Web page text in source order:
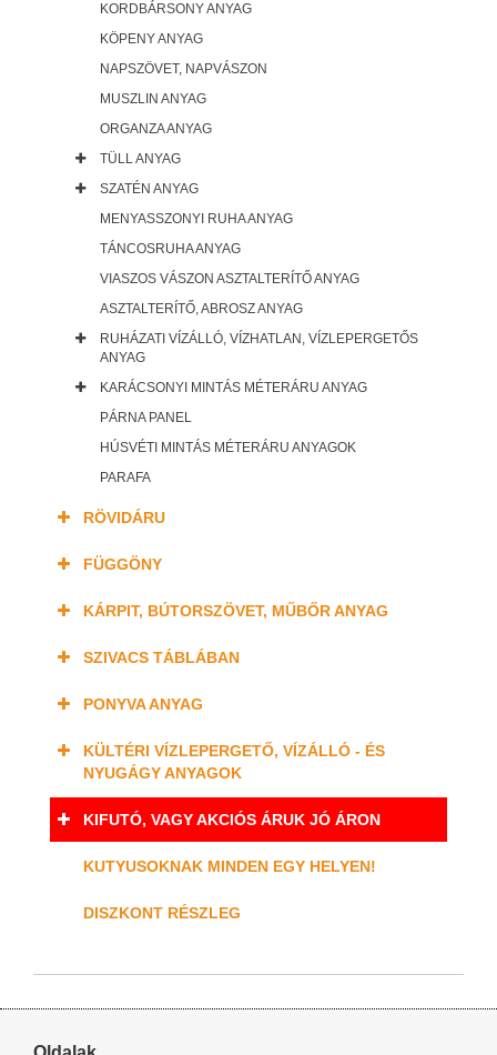
KORDBÁRSONY ANYAG
KÖPENY ANYAG
NAPSZÖVET, NAPVÁSZON
MUSZLIN ANYAG
ORGANZA ANYAG
TÜLL ANYAG
SZATÉN ANYAG
MENYASSZONYI RUHA ANYAG
TÁNCOSRUHA ANYAG
VIASZOS VÁSZON ASZTALTERÍTŐ ANYAG
ASZTALTERÍTŐ, ABROSZ ANYAG
RUHÁZATI VÍZÁLLÓ, VÍZHATLAN, VÍZLEPERGETŐS
ANYAG
KARÁCSONYI MINTÁS MÉTERÁRU ANYAG
PÁRNA PANEL
HÚSVÉTI MINTÁS MÉTERÁRU ANYAGOK
PARAFA
RÖVIDÁRU
FÜGGÖNY
KÁRPIT, BÚTORSZÖVET, MŰBŐR ANYAG
SZIVACS TÁBLÁBAN
PONYVA ANYAG
KÜLTÉRI VÍZLEPERGETŐ, VÍZÁLLÓ - ÉS
NYUGÁGY ANYAGOK
KIFUTÓ, VAGY AKCIÓS ÁRUK JÓ ÁRON
KUTYUSOKNAK MINDEN EGY HELYEN!
DISZKONT RÉSZLEG